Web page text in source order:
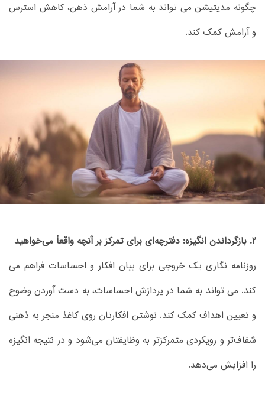
چگونه مدیتیشن می تواند به شما در آرامش ذهن، کاهش استرس
و آرامش کمک کند.
2. بازگرداندن انگیزه: دفترچه‌ای برای تمرکز بر آنچه واقعاً می‌خواهید
روزنامه نگاری یک خروجی برای بیان افکار و احساسات فراهم می
کند. می تواند به شما در پردازش احساسات، به دست آوردن وضوح
و تعیین اهداف کمک کند. نوشتن افکارتان روی کاغذ منجر به ذهنی
شفاف‌تر و رویکردی متمرکزتر به وظایفتان می‌شود و در نتیجه انگیزه
را افزایش می‌دهد.